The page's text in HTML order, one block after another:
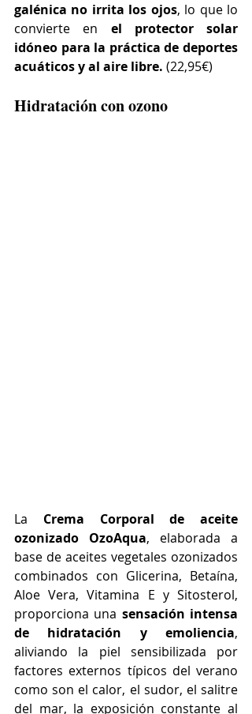
galénica no irrita los ojos, lo que lo
convierte en el protector solar
idóneo para la práctica de deportes
acuáticos y al aire libre. (22,95€)
Hidratación con ozono
La Crema Corporal de aceite
ozonizado OzoAqua, elaborada a
base de aceites vegetales ozonizados
combinados con Glicerina, Betaína,
Aloe Vera, Vitamina E y Sitosterol,
proporciona una sensación intensa
de hidratación y emoliencia,
aliviando la piel sensibilizada por
factores externos típicos del verano
como son el calor, el sudor, el salitre
del mar, la exposición constante al